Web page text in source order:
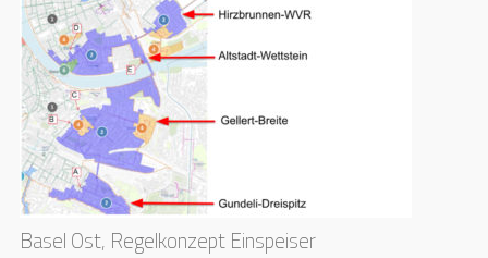
Basel Ost, Regelkonzept Einspeiser